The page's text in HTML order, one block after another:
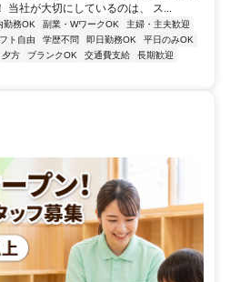
社が大切にしているのは、 ス...
勤務OK 副業・WワークOK
主婦・主夫歓迎
ト自由 学歴不問 即日勤務OK
平日のみOK
夕方 ブランクOK 交通費支給
長期歓迎